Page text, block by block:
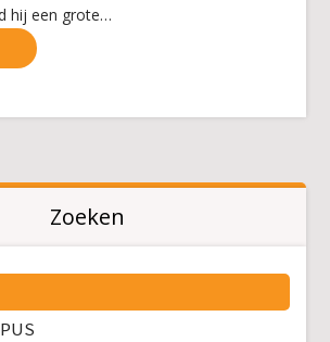
hij een grote…
Zoeken